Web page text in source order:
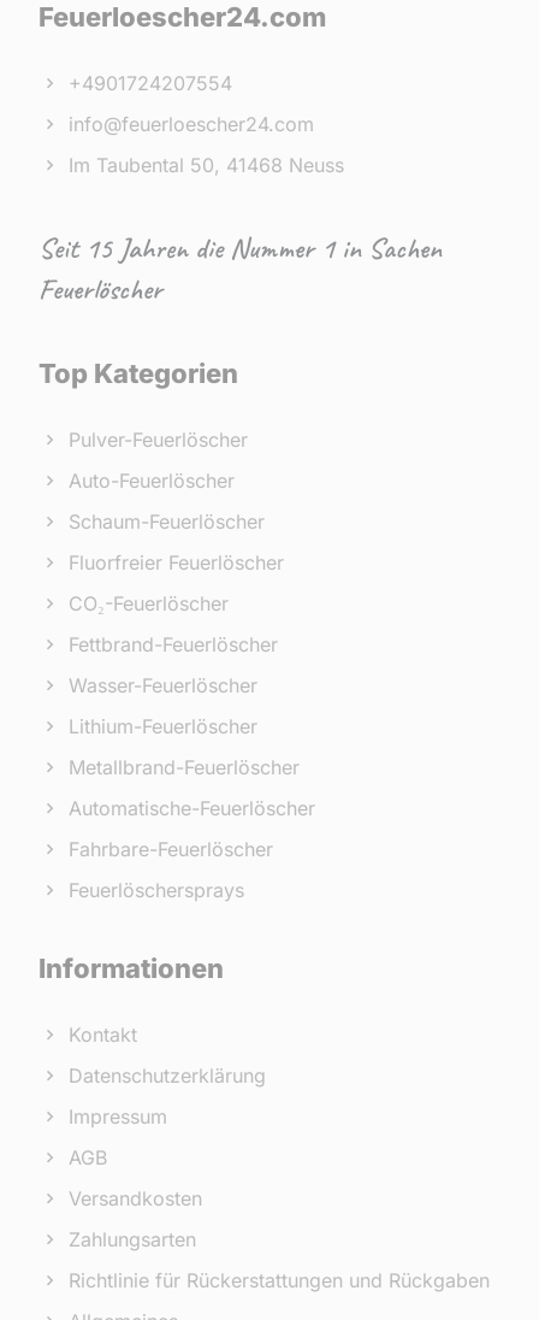
Feuerloescher24.com
+4901724207554
info@feuerloescher24.com
Im Taubental 50, 41468 Neuss
Seit 15 Jahren die Nummer 1 in Sachen
Feuerlöscher
Top Kategorien
Pulver-Feuerlöscher
Auto-Feuerlöscher
Schaum-Feuerlöscher
Fluorfreier Feuerlöscher
CO₂-Feuerlöscher
Fettbrand-Feuerlöscher
Wasser-Feuerlöscher
Lithium-Feuerlöscher
Metallbrand-Feuerlöscher
Automatische-Feuerlöscher
Fahrbare-Feuerlöscher
Feuerlöschersprays
Informationen
Kontakt
Datenschutzerklärung
Impressum
AGB
Versandkosten
Zahlungsarten
Richtlinie für Rückerstattungen und Rückgaben